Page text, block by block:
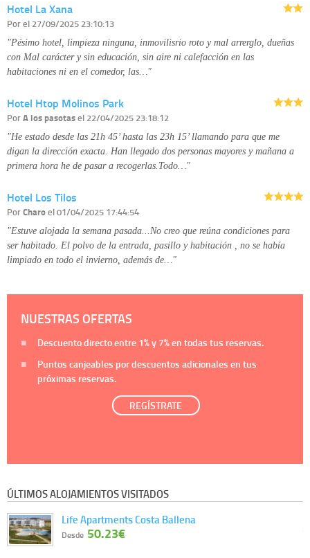
disponible en nuestra página web.
Información complementaria:
Hotel La Xana
Porel 27/09/2025 23:10:13
"Pésimo hotel, limpieza ninguna, inmovilisrio roto y mal arrerglo, dueñas
con Mal carácter y sin educación, sin aire ni calefacción en las
habitaciones ni en el comedor, las…"
Hotel Htop Molinos Park
PorA los pasotasel 22/04/2025 23:18:12
"He estado desde las 21h 45’ hasta las 23h 15’ llamando para que me
digan la dirección exacta. Han llegado dos personas mayores y mañana a
primera hora he de pasar a recogerlas.Todo…"
Hotel Los Tilos
PorCharoel 01/04/2025 17:44:54
"Estuve alojada la semana pasada...No creo que reúna condiciones para
ser habitado. El polvo de la entrada, pasillo y habitación , no se había
limpiado en todo el invierno, además de…"
NUESTRAS OFERTAS
Descuento directo entre 1%y 7%en todas tus reservas.
Puntos canjeables por descuentos adicionales en tus
próximas reservas.
REGÍSTRATE
ÚLTIMOS ALOJAMIENTOS VISITADOS
Life Apartments Costa Ballena
Desde 50.23€